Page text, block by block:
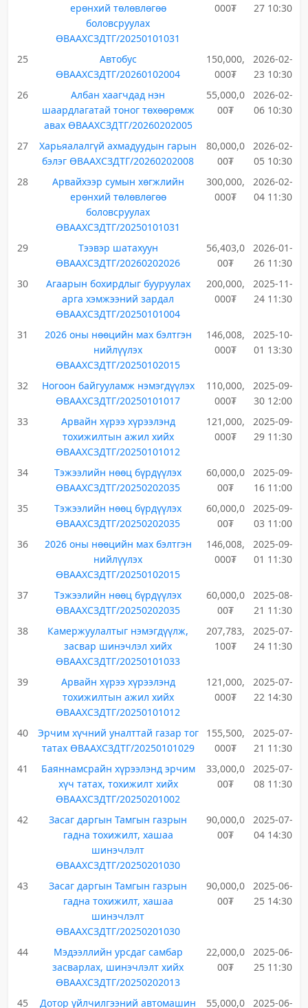
ерөнхий төлөвлөгөө
боловсруулах
ӨВААХСЗДТГ/20250101031
000₮
27 10:30
25
Автобус
ӨВААХСЗДТГ/20260102004
150,000,
000₮
2026-02-
23 10:30
26
Албан хаагчдад нэн
шаардлагатай тоног төхөөрөмж
авах ӨВААХСЗДТГ/20260202005
55,000,0
00₮
2026-02-
06 10:30
27
Харьяалалгүй ахмадуудын гарын
бэлэг ӨВААХСЗДТГ/20260202008
80,000,0
00₮
2026-02-
05 10:30
28
Арвайхээр сумын хөгжлийн
ерөнхий төлөвлөгөө
боловсруулах
ӨВААХСЗДТГ/20250101031
300,000,
000₮
2026-02-
04 11:30
29
Тээвэр шатахуун
ӨВААХСЗДТГ/20260202026
56,403,0
00₮
2026-01-
26 11:30
30
Агаарын бохирдлыг бууруулах
арга хэмжээний зардал
ӨВААХСЗДТГ/20250101004
200,000,
000₮
2025-11-
24 11:30
31
2026 оны нөөцийн мах бэлтгэн
нийлүүлэх
ӨВААХСЗДТГ/20250102015
146,008,
000₮
2025-10-
01 13:30
32
Ногоон байгууламж нэмэгдүүлэх
ӨВААХСЗДТГ/20250101017
110,000,
000₮
2025-09-
30 12:00
33
Арвайн хүрээ хүрээлэнд
тохижилтын ажил хийх
ӨВААХСЗДТГ/20250101012
121,000,
000₮
2025-09-
29 11:30
34
Тэжээлийн нөөц бүрдүүлэх
ӨВААХСЗДТГ/20250202035
60,000,0
00₮
2025-09-
16 11:00
35
Тэжээлийн нөөц бүрдүүлэх
ӨВААХСЗДТГ/20250202035
60,000,0
00₮
2025-09-
03 11:00
36
2026 оны нөөцийн мах бэлтгэн
нийлүүлэх
ӨВААХСЗДТГ/20250102015
146,008,
000₮
2025-09-
01 11:30
37
Тэжээлийн нөөц бүрдүүлэх
ӨВААХСЗДТГ/20250202035
60,000,0
00₮
2025-08-
21 11:30
38
Камержуулалтыг нэмэгдүүлж,
засвар шинэчлэл хийх
ӨВААХСЗДТГ/20250101033
207,783,
100₮
2025-07-
24 11:30
39
Арвайн хүрээ хүрээлэнд
тохижилтын ажил хийх
ӨВААХСЗДТГ/20250101012
121,000,
000₮
2025-07-
22 14:30
40
Эрчим хүчний уналттай газар тог
татах ӨВААХСЗДТГ/20250101029
155,500,
000₮
2025-07-
21 11:30
41
Баяннамсрайн хүрээлэнд эрчим
хүч татах, тохижилт хийх
ӨВААХСЗДТГ/20250201002
33,000,0
00₮
2025-07-
08 11:30
42
Засаг даргын Тамгын газрын
гадна тохижилт, хашаа
шинэчлэлт
ӨВААХСЗДТГ/20250201030
90,000,0
00₮
2025-07-
04 14:30
43
Засаг даргын Тамгын газрын
гадна тохижилт, хашаа
шинэчлэлт
ӨВААХСЗДТГ/20250201030
90,000,0
00₮
2025-06-
25 14:30
44
Мэдээллийн урсдаг самбар
засварлах, шинэчлэлт хийх
ӨВААХСЗДТГ/20250202013
22,000,0
00₮
2025-06-
25 11:30
45 Дотор үйлчилгээний автомашин 55,000,0 2025-06-